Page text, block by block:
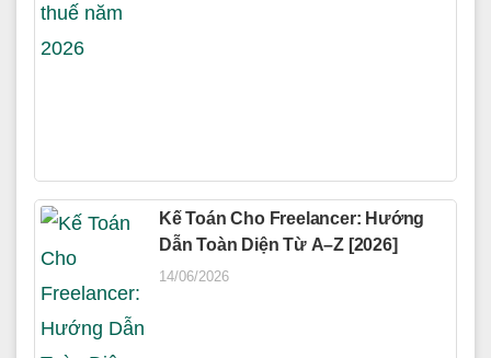
Kế Toán Cho Freelancer: Hướng
Dẫn Toàn Diện Từ A–Z [2026]
14/06/2026